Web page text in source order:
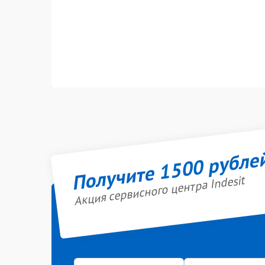
Получите 1500
Акция сервисного центра Indesit